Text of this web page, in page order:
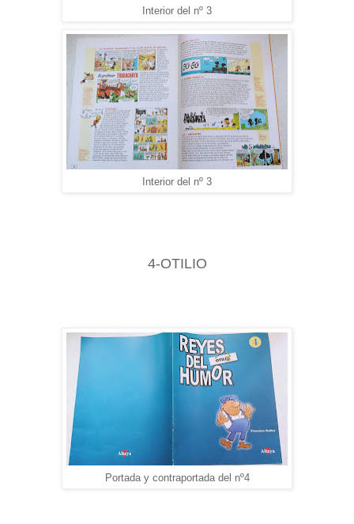
Interior del nº 3
Interior del nº 3
4-OTILIO
Portada y contraportada del nº4